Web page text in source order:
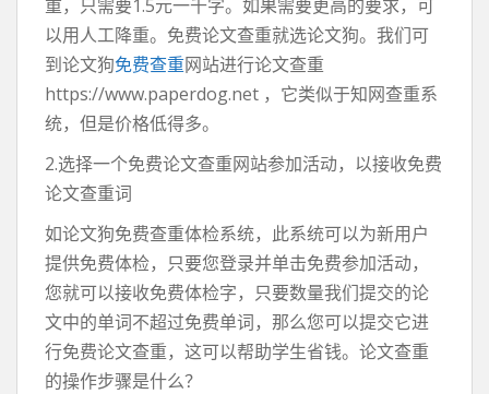
重，只需要1.5元一千字。如果需要更高的要求，可
以用人工降重。免费论文查重就选论文狗。我们可
到论文狗免费查重网站进行论文查重
https://www.paperdog.net ，它类似于知网查重系
统，但是价格低得多。
2.选择一个免费论文查重网站参加活动，以接收免费
论文查重词
如论文狗免费查重体检系统，此系统可以为新用户
提供免费体检，只要您登录并单击免费参加活动，
您就可以接收免费体检字，只要数量我们提交的论
文中的单词不超过免费单词，那么您可以提交它进
行免费论文查重，这可以帮助学生省钱。论文查重
的操作步骤是什么？